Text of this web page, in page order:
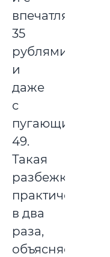
впечатляющими
35
рублями,
и
даже
с
пугающими
49.
Такая
разбежка,
практически
в два
раза,
объясняется